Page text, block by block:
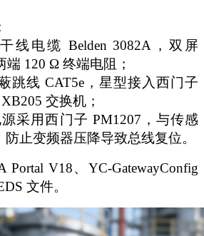
干线电缆 Belden 3082A，双屏
端 120 Ω 终端电阻；
跳线 CAT5e，星型接入西门子
交换机；
采用西门子 PM1207，与传感
止变频器压降导致总线复位。
Portal V18、YC-GatewayConfig
文件。